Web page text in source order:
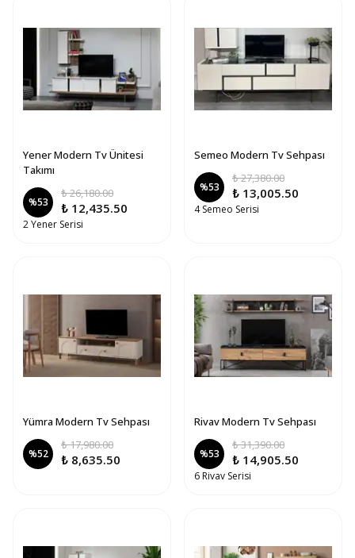
Yener Modern Tv Ünitesi
Takımı
%53
₺ 26,180.00
₺ 12,435.50
2 Yener Serisi
Semeo Modern Tv Sehpası
%53
₺ 27,380.00
₺ 13,005.50
4 Semeo Serisi
Yümra Modern Tv Sehpası
%52
₺ 17,980.00
₺ 8,635.50
Rivav Modern Tv Sehpası
%53
₺ 31,390.00
₺ 14,905.50
6 Rivav Serisi